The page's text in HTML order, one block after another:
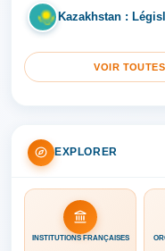
KA Kazakhstan :
VOIR
EXPLORER
INSTITUTIONS FRANÇAISES